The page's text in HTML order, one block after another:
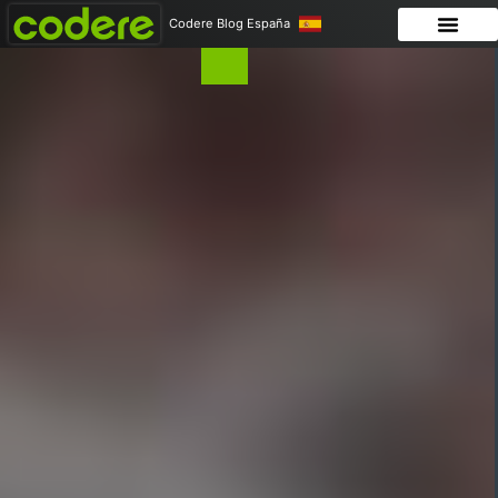
Codere Blog España